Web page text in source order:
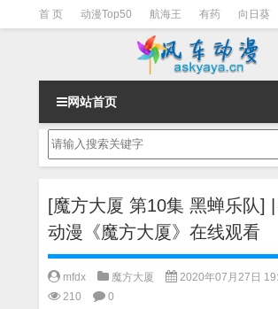
首 页 动漫Top50 航海王 有药 向日葵
一拳超人 柯南 阴阳师
网站首页
[魔方大厦 第10集 黑蝉乐队]
动漫《魔方大厦》在线观看
mfdx 魔方大厦
2020年07月27日
210
0